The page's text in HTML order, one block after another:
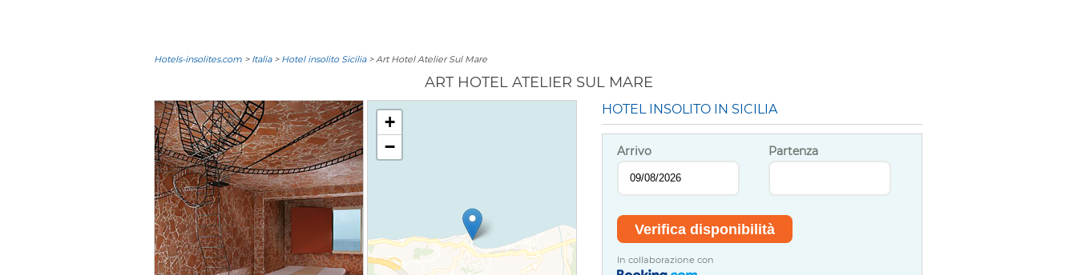
Hotels-insolites.com > Italia> Hotel insolito Sicilia> Art Hotel Atelier Sul Mare
ART HOTEL ATELIER SUL MARE
+
−
HOTEL INSOLITO IN SICILIA
Arrivo Partenza
In collaborazione con